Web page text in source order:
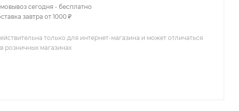
сегодня - бесплатно
завтра от 1000 ₽
только для интернет-магазина и может отличаться
розничных магазинах